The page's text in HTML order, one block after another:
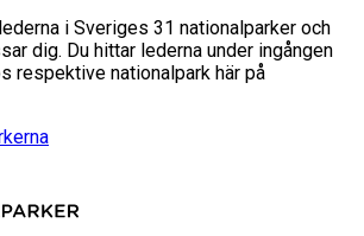
i Sveriges 31 nationalparker och
dig. Du hittar lederna under ingången
respektive nationalpark här på